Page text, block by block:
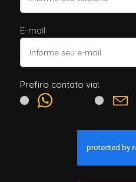
E-mail
Prefiro contato via: